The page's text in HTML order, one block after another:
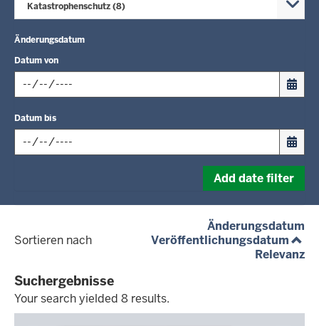
Katastrophenschutz (8)
Änderungsdatum
Datum von
date
format:
Datum bis
dd.mm.yyyy
Add date filter
Sortieren nach
Änderungsdatum
Veröffentlichungsdatum
Relevanz
Suchergebnisse
Your search yielded 8 results.
Your